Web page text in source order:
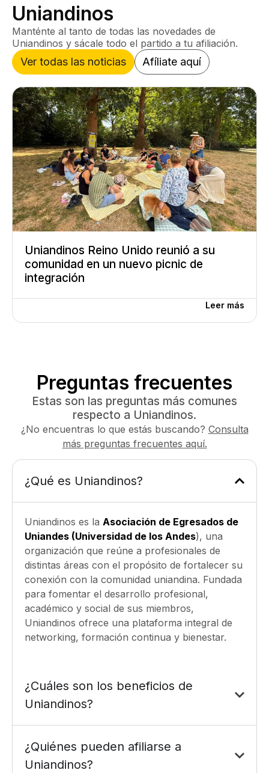
Uniandinos
Manténte al tanto de todas las novedades de
Uniandinos y sácale todo el partido a tu afiliación.
Ver todas las noticias Afíliate aquí
Uniandinos Reino Unido reunió a su
comunidad en un nuevo picnic de
integración
Leer más
Preguntas frecuentes
Estas son las preguntas más comunes
respecto a Uniandinos.
¿No encuentras lo que estás buscando? Consulta
más preguntas frecuentes aquí.​
¿Qué es Uniandinos?
Uniandinos es la Asociación de Egresados de
Uniandes (Universidad de los Andes), una
organización que reúne a profesionales de
distintas áreas con el propósito de fortalecer su
conexión con la comunidad uniandina. Fundada
para fomentar el desarrollo profesional,
académico y social de sus miembros,
Uniandinos ofrece una plataforma integral de
networking, formación continua y bienestar.
¿Cuáles son los beneficios de
Uniandinos?
¿Quiénes pueden afiliarse a
Uniandinos?